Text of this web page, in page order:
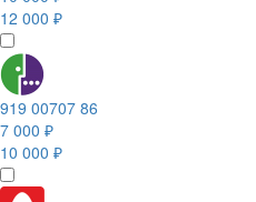
12 000 ₽
919 00707 86
7 000 ₽
10 000 ₽